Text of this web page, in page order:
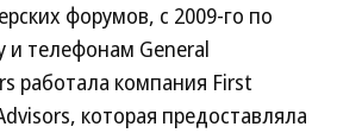
форумов, с 2009-го по
и телефонам General
работала компания First
которая предоставляла